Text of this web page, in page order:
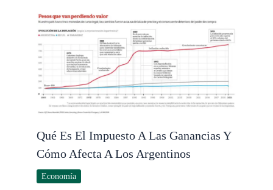
Qué Es El Impuesto A Las Ganancias Y
Cómo Afecta A Los Argentinos
Economía